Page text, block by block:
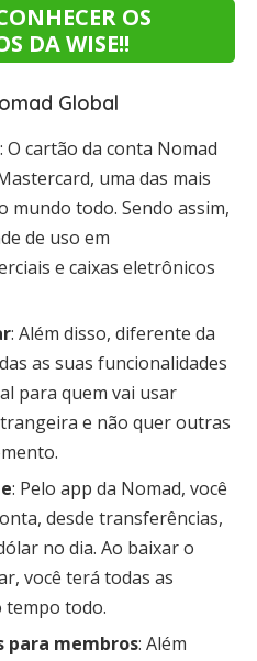
OS
DA WISE!!
Global
: O cartão da conta Nomad
uma das mais
mundo todo. Sendo assim,
de uso em
e caixas eletrônicos
: Além disso, diferente da
as suas funcionalidades
para quem vai usar
e não quer outras
: Pelo app da Nomad, você
desde transferências,
no dia. Ao baixar o
você terá todas as
tempo todo.
para membros: Além